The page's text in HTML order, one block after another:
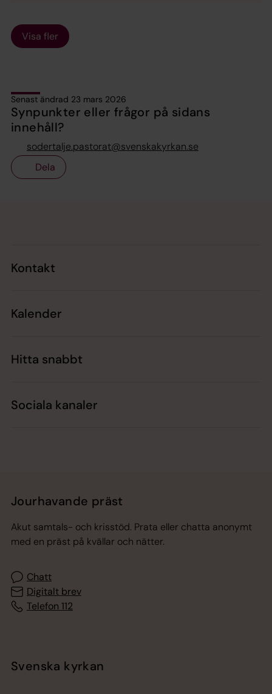
Visa fler
Senast ändrad 23 mars 2026
Synpunkter eller frågor på sidans
innehåll?
sodertalje.pastorat@svenskakyrkan.se
Dela
Kontakt
Kalender
Hitta snabbt
Sociala kanaler
Jourhavande präst
Akut samtals- och krisstöd. Prata eller chatta anonymt
med en präst på kvällar och nätter.
Chatt
Digitalt brev
Telefon 112
Svenska kyrkan